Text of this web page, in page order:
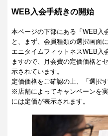
WEB入会手続きの開始
本ページの下部にある「WEB入
と、まず、会員種類の選択画面に
エニタイムフィットネスWEB入
ますので、月会費の定価価格と
示されています。
定価価格をご確認の上、「選択
※店舗によってキャンペーンを
には定価が表示されます。